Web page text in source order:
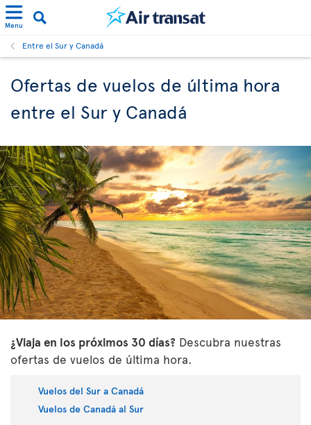
Menu
Entre el Sur y Canadá
Ofertas de vuelos de última hora
entre el Sur y Canadá
¿Viaja en los próximos 30 días? Descubra nuestras
ofertas de vuelos de última hora.
Vuelos del Sur a Canadá
Vuelos de Canadá al Sur